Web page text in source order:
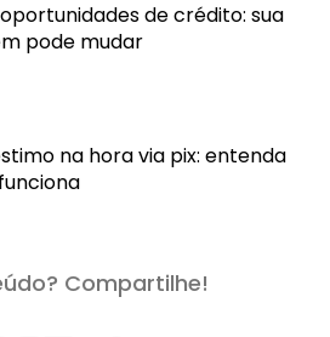
de crédito: sua
pode mudar
na hora via pix: entenda
Compartilhe!